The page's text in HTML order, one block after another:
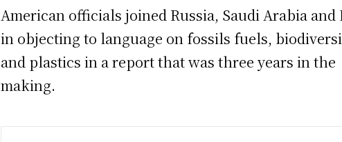
American officials joined Russia, Saudi Arabia and
in objecting to language on fossils fuels,
and plastics in a report that was three years in the
making.